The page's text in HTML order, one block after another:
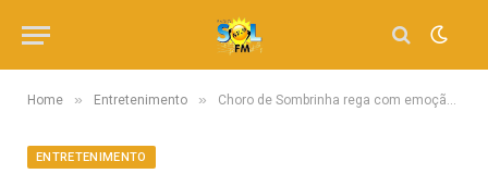
Home » Entretenimento » Choro de Sombrinha rega com emoção o tributo a Arlindo Cruz na gravação ao vivo do show ‘50 anos’ no Rio de Janeiro
ENTRETENIMENTO